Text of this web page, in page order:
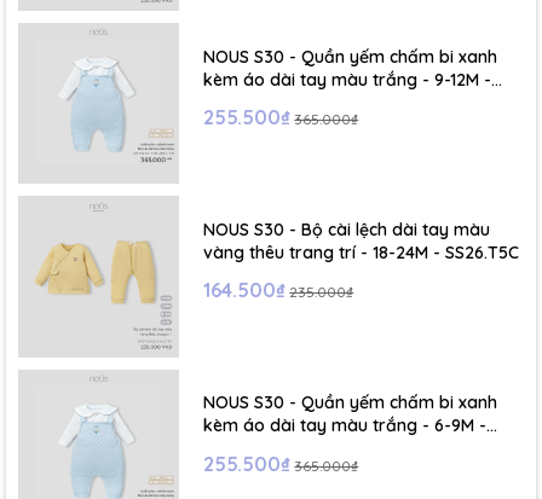
NOUS S30 - Quần yếm chấm bi xanh
kèm áo dài tay màu trắng - 9-12M -
255.500₫ 365.000₫
NOUS S30 - Bộ cài lệch dài tay màu
vàng thêu trang trí - 18-24M - SS26.T5C
164.500₫ 235.000₫
NOUS S30 - Quần yếm chấm bi xanh
kèm áo dài tay màu trắng - 6-9M -
255.500₫ 365.000₫